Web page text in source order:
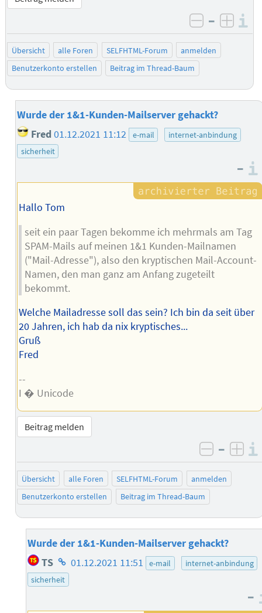
negativ
–
Übersicht alle Foren SELFHTML-Forum
anmelden
Benutzerkonto erstellen
Beitrag im Thread-Baum
Wurde der 1&1-Kunden-Mailserver gehackt?
Fred 01.12.2021 11:12 e-mail
internet-anbindung
sicherheit
–
Hallo Tom
seit ein paar Tagen bekomme ich mehrmals am Tag
SPAM-Mails auf meinen 1&1 Kunden-Mailnamen
("Mail-Adresse"), also den kryptischen Mail-Account-
Namen, den man ganz am Anfang zugeteilt
bekommt.
Welche Mailadresse soll das sein? Ich bin da seit über
20 Jahren, ich hab da nix kryptisches...
Gruß
Fred
--
I � Unicode
Beitrag melden
negativ
–
Übersicht alle Foren SELFHTML-Forum
anmelden
Benutzerkonto erstellen
Beitrag im Thread-Baum
Wurde der 1&1-Kunden-Mailserver gehackt?
TS Homepage
des
01.12.2021 11:51 e-mail
internet-anbindung
sicherheit
–